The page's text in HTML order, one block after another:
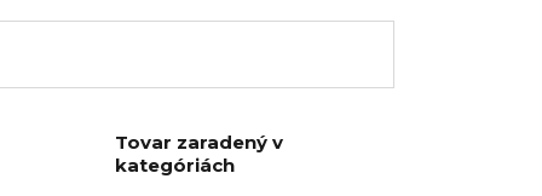
Tovar zaradený v
kategóriách